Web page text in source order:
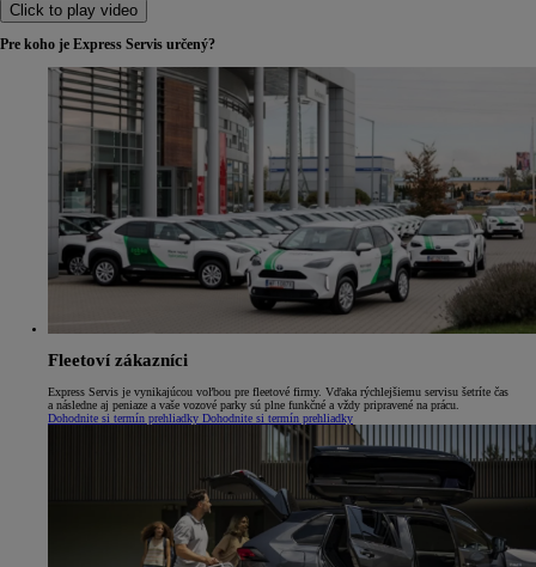
Click to play video
Pre koho je Express Servis určený?
Fleetoví zákazníci
Express Servis je vynikajúcou voľbou pre fleetové firmy. Vďaka rýchlejšiemu servisu šetríte čas
a následne aj peniaze a vaše vozové parky sú plne funkčné a vždy pripravené na prácu.
Dohodnite si termín prehliadky Dohodnite si termín prehliadky